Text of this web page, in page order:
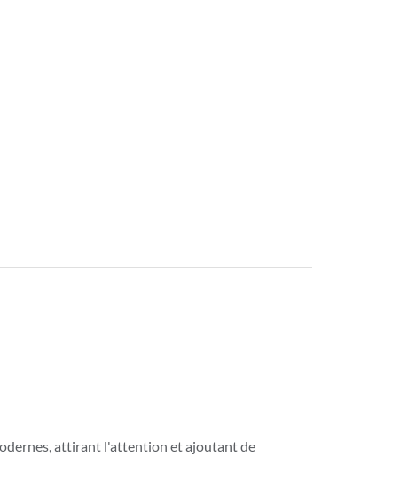
attirant l'attention et ajoutant de